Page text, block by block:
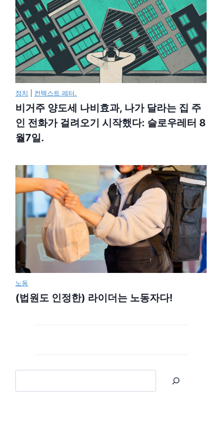
정치 컨텍스트 레터.
비거주 양도세 나비효과, 나가 달라는 집 주
인 전화가 걸려오기 시작했다: 슬로우레터 8
월7일.
노동
(법원도 인정한) 라이더는 노동자다!